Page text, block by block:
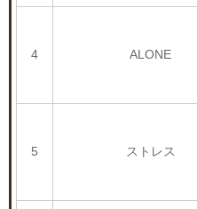
4 ALONE
5 ストレス